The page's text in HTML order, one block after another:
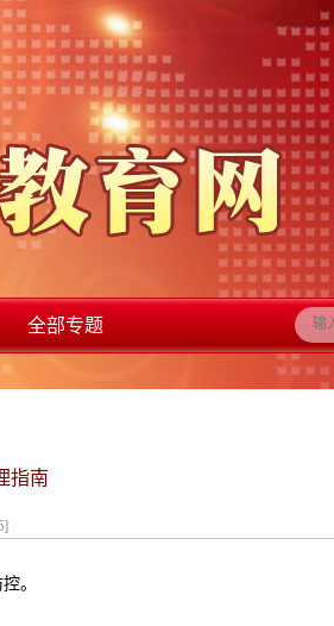
全部专题
指南
]
。